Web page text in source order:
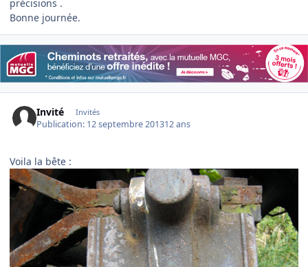
précisions .
Bonne journée.
Invité Invités
Publication: 12 septembre 201312 ans
Voila la bête :